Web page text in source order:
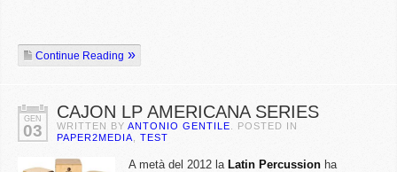
Continue Reading
GEN
03
CAJON LP AMERICANA SERIES
WRITTEN BY ANTONIO GENTILE . POSTED IN
PAPER2MEDIA
TEST
A metà del 2012 la Latin Percussion ha